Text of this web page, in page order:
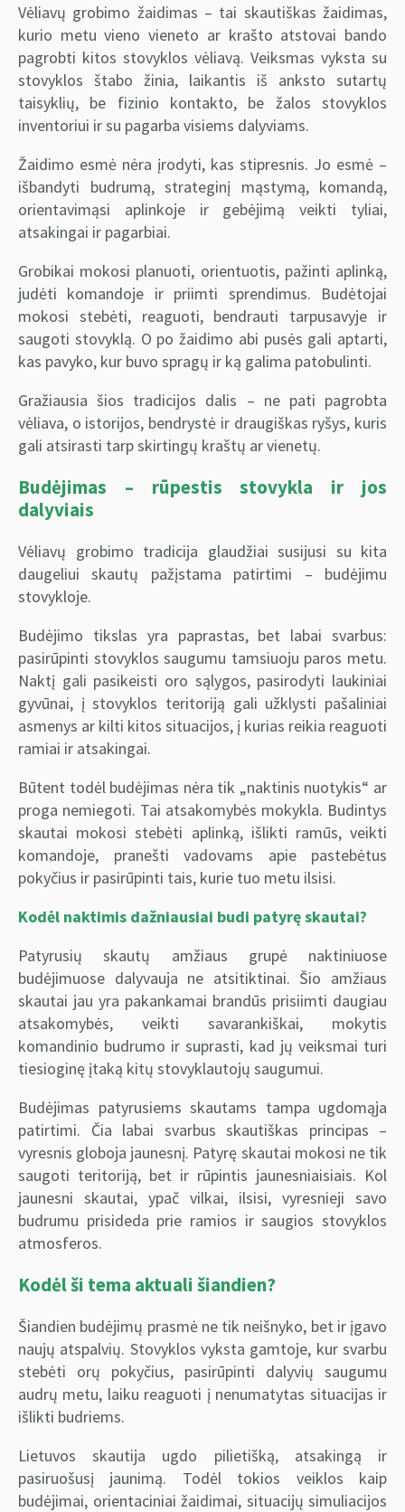
Vėliavų grobimo žaidimas – tai skautiškas žaidimas,
kurio metu vieno vieneto ar krašto atstovai bando
pagrobti kitos stovyklos vėliavą. Veiksmas vyksta su
stovyklos štabo žinia, laikantis iš anksto sutartų
taisyklių, be fizinio kontakto, be žalos stovyklos
inventoriui ir su pagarba visiems dalyviams.
Žaidimo esmė nėra įrodyti, kas stipresnis. Jo esmė –
išbandyti budrumą, strateginį mąstymą, komandą,
orientavimąsi aplinkoje ir gebėjimą veikti tyliai,
atsakingai ir pagarbiai.
Grobikai mokosi planuoti, orientuotis, pažinti aplinką,
judėti komandoje ir priimti sprendimus. Budėtojai
mokosi stebėti, reaguoti, bendrauti tarpusavyje ir
saugoti stovyklą. O po žaidimo abi pusės gali aptarti,
kas pavyko, kur buvo spragų ir ką galima patobulinti.
Gražiausia šios tradicijos dalis – ne pati pagrobta
vėliava, o istorijos, bendrystė ir draugiškas ryšys, kuris
gali atsirasti tarp skirtingų kraštų ar vienetų.
Budėjimas – rūpestis stovykla ir jos
dalyviais
Vėliavų grobimo tradicija glaudžiai susijusi su kita
daugeliui skautų pažįstama patirtimi – budėjimu
stovykloje.
Budėjimo tikslas yra paprastas, bet labai svarbus:
pasirūpinti stovyklos saugumu tamsiuoju paros metu.
Naktį gali pasikeisti oro sąlygos, pasirodyti laukiniai
gyvūnai, į stovyklos teritoriją gali užklysti pašaliniai
asmenys ar kilti kitos situacijos, į kurias reikia reaguoti
ramiai ir atsakingai.
Būtent todėl budėjimas nėra tik „naktinis nuotykis“ ar
proga nemiegoti. Tai atsakomybės mokykla. Budintys
skautai mokosi stebėti aplinką, išlikti ramūs, veikti
komandoje, pranešti vadovams apie pastebėtus
pokyčius ir pasirūpinti tais, kurie tuo metu ilsisi.
Kodėl naktimis dažniausiai budi patyrę skautai?
Patyrusių skautų amžiaus grupė naktiniuose
budėjimuose dalyvauja ne atsitiktinai. Šio amžiaus
skautai jau yra pakankamai brandūs prisiimti daugiau
atsakomybės, veikti savarankiškai, mokytis
komandinio budrumo ir suprasti, kad jų veiksmai turi
tiesioginę įtaką kitų stovyklautojų saugumui.
Budėjimas patyrusiems skautams tampa ugdomąja
patirtimi. Čia labai svarbus skautiškas principas –
vyresnis globoja jaunesnį. Patyrę skautai mokosi ne tik
saugoti teritoriją, bet ir rūpintis jaunesniaisiais. Kol
jaunesni skautai, ypač vilkai, ilsisi, vyresnieji savo
budrumu prisideda prie ramios ir saugios stovyklos
atmosferos.
Kodėl ši tema aktuali šiandien?
Šiandien budėjimų prasmė ne tik neišnyko, bet ir įgavo
naujų atspalvių. Stovyklos vyksta gamtoje, kur svarbu
stebėti orų pokyčius, pasirūpinti dalyvių saugumu
audrų metu, laiku reaguoti į nenumatytas situacijas ir
išlikti budriems.
Lietuvos skautija ugdo pilietišką, atsakingą ir
pasiruošusį jaunimą. Todėl tokios veiklos kaip
budėjimai, orientaciniai žaidimai, situacijų simuliacijos